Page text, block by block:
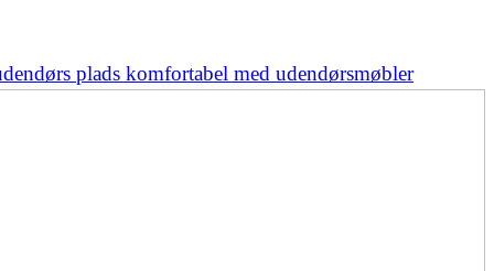
plads komfortabel med udendørsmøbler